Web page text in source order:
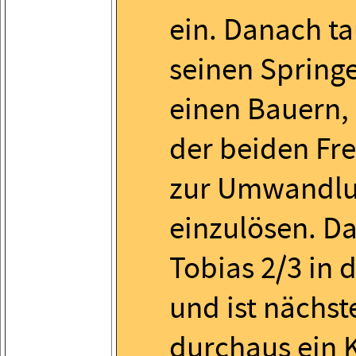
ein. Danach
seinen
einen
der beiden
zur
einzulösen.
Tobias 2/3 in
und ist
durchaus ein